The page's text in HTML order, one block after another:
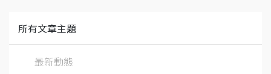
所有文章主題
最新動態